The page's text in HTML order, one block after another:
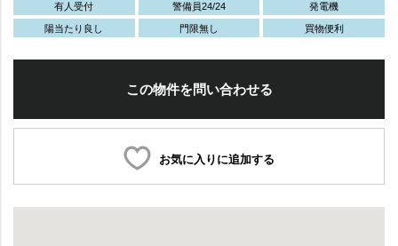
有人受付 警備員24/24 発電機
陽当たり良し 門限無し 買物便利
この物件を問い合わせる
お気に入りに追加する